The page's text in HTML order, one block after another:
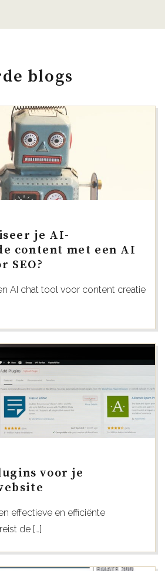
blogs
je AI-
content met een AI
SEO?
AI chat tool voor content creatie
voor je
effectieve en efficiënte
de […]